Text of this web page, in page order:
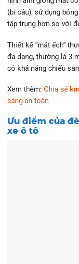
(bi cầu), sử dụng
tập trung hơn so với
Thiết kế “mắt ếch”
đa dạng, thường là 3
có khả năng chiếu
Xem thêm: Chia sẻ
sáng an toàn
Ưu điểm của
xe ô tô